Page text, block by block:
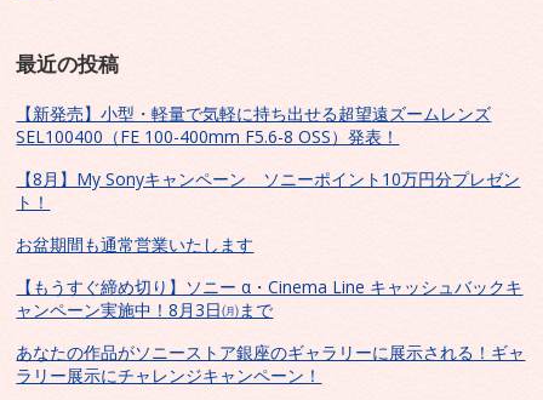
最近の投稿
【新発売】小型・軽量で気軽に持ち出せる超望遠ズームレンズ
SEL100400（FE 100-400mm F5.6-8 OSS）発表！
【8月】My Sonyキャンペーン ソニーポイント10万円分プレゼン
ト！
お盆期間も通常営業いたします
【もうすぐ締め切り】ソニー α・Cinema Line キャッシュバックキ
ャンペーン実施中！8月3日㈪まで
あなたの作品がソニーストア銀座のギャラリーに展示される！ギャ
ラリー展示にチャレンジキャンペーン！